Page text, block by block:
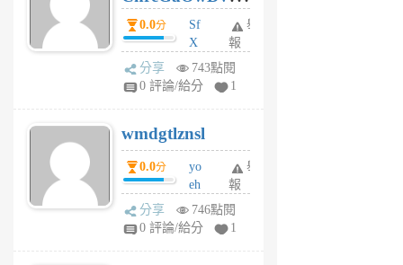
前
dY0.0分
Sf
X
Pe
Jc
R
P
m
v
A
V
舉
報
分享
743點閱
0 評論/給分
1
wmdgtlznsl
0.0分
yo
eh
ld
gy
舉
報
分享
746點閱
0 評論/給分
1